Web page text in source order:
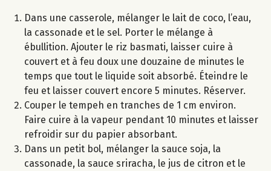
Dans une casserole, mélanger le lait de coco, l’eau,
la cassonade et le sel. Porter le mélange à
ébullition. Ajouter le riz basmati, laisser cuire à
couvert et à feu doux une douzaine de minutes le
temps que tout le liquide soit absorbé. Éteindre le
feu et laisser couvert encore 5 minutes. Réserver.
Couper le tempeh en tranches de 1 cm environ.
Faire cuire à la vapeur pendant 10 minutes et laisser
refroidir sur du papier absorbant.
Dans un petit bol, mélanger la sauce soja, la
cassonade, la sauce sriracha, le jus de citron et le